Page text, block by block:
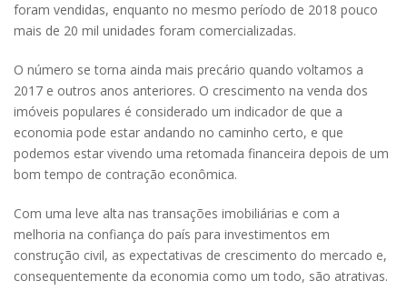
foram vendidas, enquanto no mesmo período de 2018 pouco
mais de 20 mil unidades foram comercializadas.
O número se torna ainda mais precário quando voltamos a
2017 e outros anos anteriores. O crescimento na venda dos
imóveis populares é considerado um indicador de que a
economia pode estar andando no caminho certo, e que
podemos estar vivendo uma retomada financeira depois de um
bom tempo de contração econômica.
Com uma leve alta nas transações imobiliárias e com a
melhoria na confiança do país para investimentos em
construção civil, as expectativas de crescimento do mercado e,
consequentemente da economia como um todo, são atrativas.